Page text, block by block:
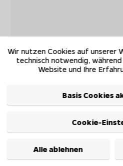
Wir nutzen Cookies auf unserer
technisch notwendig,
Website und Ihre
Basis Cookies
Cookie-
Alle ablehnen